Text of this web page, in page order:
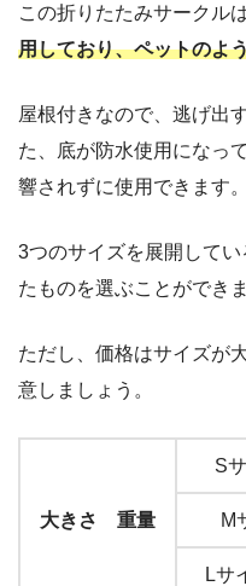
この折りたたみサークルは
用しており、ペットのよ
屋根付きなので、逃げ出
た、底が防水使用になっ
響されずに使用できます。
3つのサイズを展開して
たものを選ぶことができま
ただし、価格はサイズが
意しましょう。
大きさ 重量
S
M
Lサ